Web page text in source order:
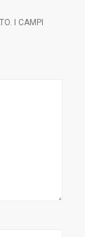
I CAMPI